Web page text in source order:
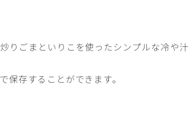
りごまといりこを使ったシンプルな冷や汁
保存することができます。